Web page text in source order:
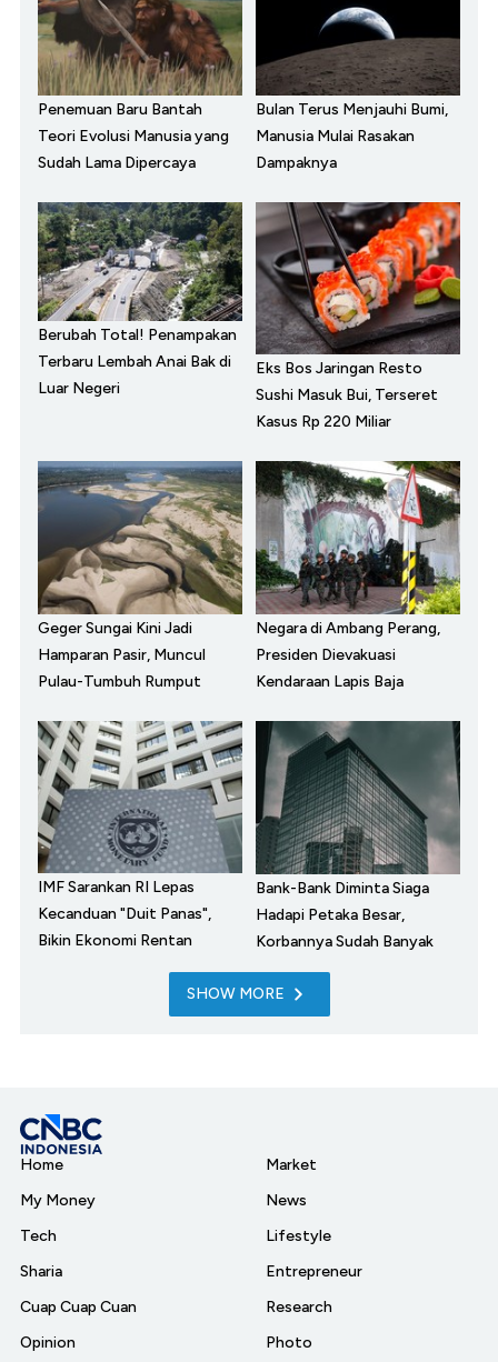
Penemuan Baru Bantah
Teori Evolusi Manusia yang
Sudah Lama Dipercaya
Bulan Terus Menjauhi Bumi,
Manusia Mulai Rasakan
Dampaknya
Berubah Total! Penampakan
Terbaru Lembah Anai Bak di
Luar Negeri
Eks Bos Jaringan Resto
Sushi Masuk Bui, Terseret
Kasus Rp 220 Miliar
Geger Sungai Kini Jadi
Hamparan Pasir, Muncul
Pulau-Tumbuh Rumput
Negara di Ambang Perang,
Presiden Dievakuasi
Kendaraan Lapis Baja
IMF Sarankan RI Lepas
Kecanduan "Duit Panas",
Bikin Ekonomi Rentan
Bank-Bank Diminta Siaga
Hadapi Petaka Besar,
Korbannya Sudah Banyak
SHOW MORE
Home
My Money
Tech
Sharia
Cuap Cuap Cuan
Opinion
Market
News
Lifestyle
Entrepreneur
Research
Photo